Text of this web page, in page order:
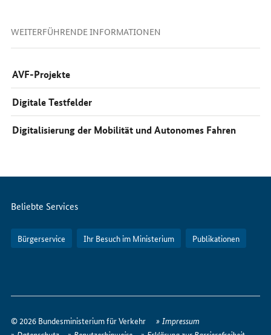
WEITERFÜHRENDE INFORMATIONEN
AVF-Projekte
Digitale Testfelder
Digitalisierung der Mobilität und Autonomes Fahren
Servicemenü
Beliebte Services
Bürgerservice Ihr Besuch im Ministerium Publikationen
erreichen
Sie
© 2026 Bundesministerium für Verkehr
Impressum